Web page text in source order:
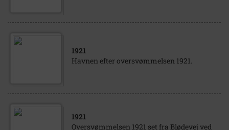
1921
Havnen efter oversvømmelsen 1921.
1921
Oversvømmelsen 1921 set fra Blødevej ved